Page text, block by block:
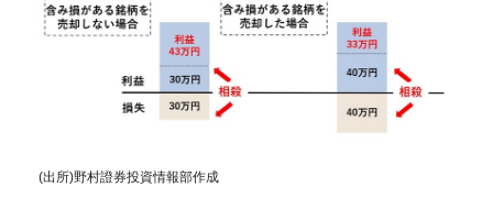
(出所)野村證券投資情報部作成